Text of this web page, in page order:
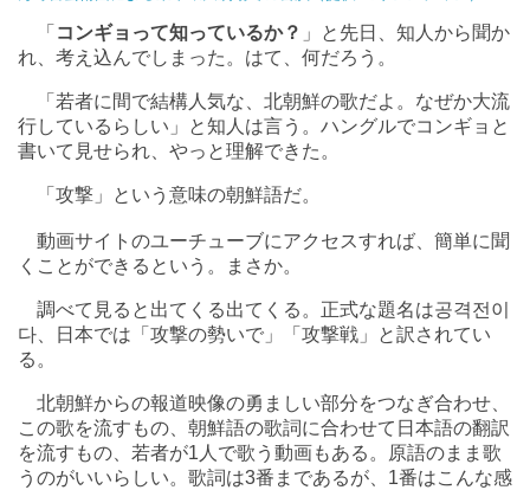
「 コンギョって知っているか？ 」と先日、知人から聞か
れ、考え込んでしまった。はて、何だろう。
「若者に間で結構人気な、北朝鮮の歌だよ。なぜか大流
行しているらしい」と知人は言う。ハングルでコンギョと
書いて見せられ、やっと理解できた。
「攻撃」という意味の朝鮮語だ。
動画サイトのユーチューブにアクセスすれば、簡単に聞
くことができるという。まさか。
調べて見ると出てくる出てくる。正式な題名は공격전이
다、日本では「攻撃の勢いで」「攻撃戦」と訳されてい
る。
北朝鮮からの報道映像の勇ましい部分をつなぎ合わせ、
この歌を流すもの、朝鮮語の歌詞に合わせて日本語の翻訳
を流すもの、若者が1人で歌う動画もある。原語のまま歌
うのがいいらしい。歌詞は3番まであるが、1番はこんな感